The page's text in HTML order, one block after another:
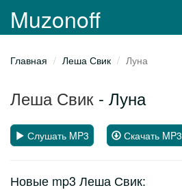
Muzonoff
Главная Леша Свик Луна
Леша Свик - Луна
Слушать MP3 Скачать MP3
Новые mp3 Леша Свик: